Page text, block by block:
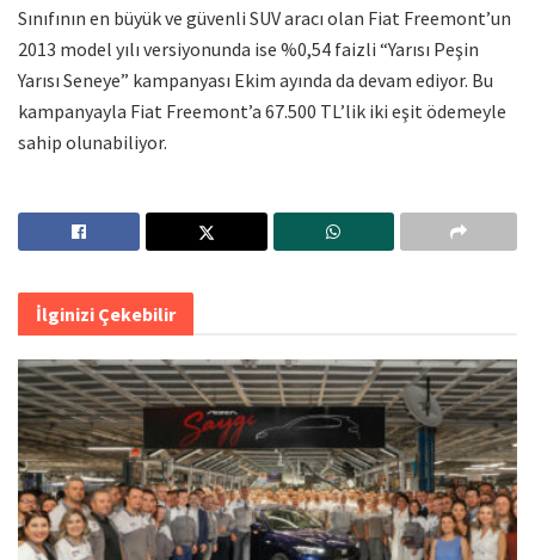
Sınıfının en büyük ve güvenli SUV aracı olan Fiat Freemont’un
2013 model yılı versiyonunda ise %0,54 faizli “Yarısı Peşin
Yarısı Seneye” kampanyası Ekim ayında da devam ediyor. Bu
kampanyayla Fiat Freemont’a 67.500 TL’lik iki eşit ödemeyle
sahip olunabiliyor.
İlginizi Çekebilir